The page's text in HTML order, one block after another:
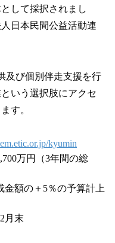
して採択されまし
日本民間公益活動連
及び個別伴走支援を行
いう選択肢にアクセ
す。
kyumin
万円（3年間の総
額の＋5％の予算計上
月末